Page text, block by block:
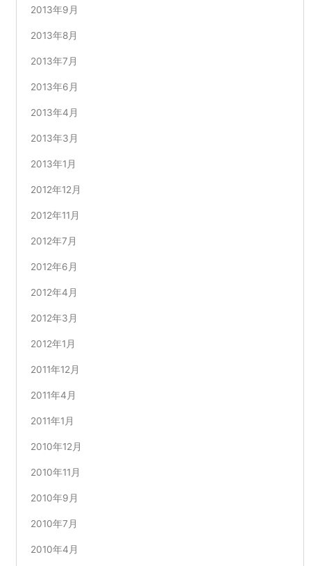
2013年9月
2013年8月
2013年7月
2013年6月
2013年4月
2013年3月
2013年1月
2012年12月
2012年11月
2012年7月
2012年6月
2012年4月
2012年3月
2012年1月
2011年12月
2011年4月
2011年1月
2010年12月
2010年11月
2010年9月
2010年7月
2010年4月